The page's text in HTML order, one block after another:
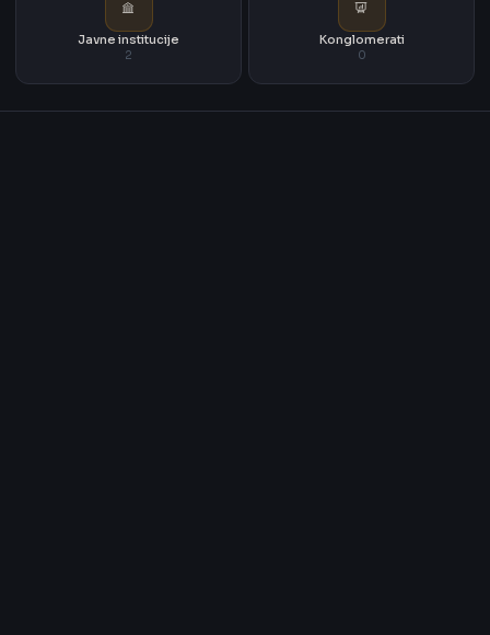
Javne institucije
2
Konglomerati
0